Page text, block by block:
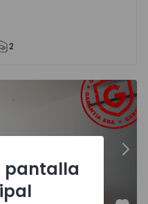
2
- 16Almada, Cova da
pantalla